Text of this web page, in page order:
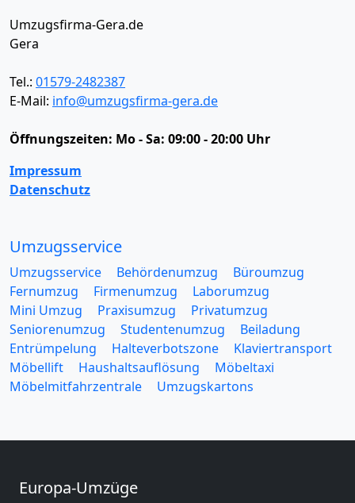
Umzugsfirma-Gera.de
Gera
Tel.: 01579-2482387
E-Mail: info@umzugsfirma-gera.de
Öffnungszeiten: Mo - Sa: 09:00 - 20:00 Uhr
Impressum
Datenschutz
Umzugsservice
Umzugsservice Behördenumzug
Büroumzug
Fernumzug
Firmenumzug
Laborumzug
Mini Umzug
Praxisumzug
Privatumzug
Seniorenumzug
Studentenumzug
Beiladung
Entrümpelung
Halteverbotszone
Klaviertransport
Möbellift
Haushaltsauflösung
Möbeltaxi
Möbelmitfahrzentrale
Umzugskartons
Europa-Umzüge